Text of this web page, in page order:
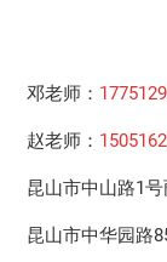
邓老师：
赵老师：
昆山市中山路1
昆山市中华园路